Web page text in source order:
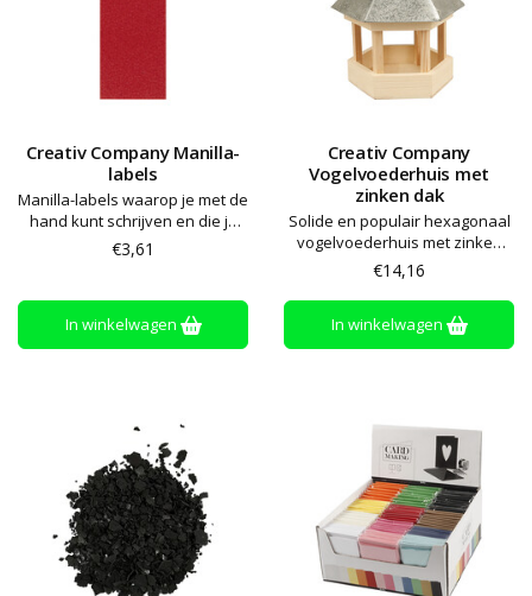
Creativ Company Manilla-
labels
Manilla-labels waarop je met de
hand kunt schrijven en die je
kunt gebruiken voor zowel
organisatie als decoratie
€3,61
In winkelwagen
Creativ Company
Vogelvoederhuis met
zinken dak
Solide en populair hexagonaal
vogelvoederhuis met zinken
dak en ophanglus van dik touw
€14,16
In winkelwagen